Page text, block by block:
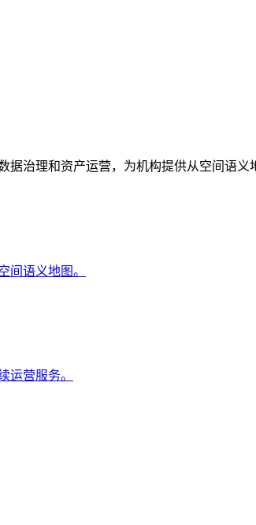
治理和资产运营，为机构提供从空间语义
间语义地图。
运营服务。